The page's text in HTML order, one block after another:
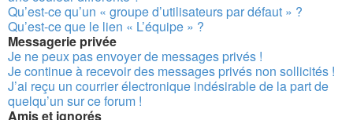
Qu’est-ce qu’un « groupe d’utilisateurs par défaut » ?
Qu’est-ce que le lien « L’équipe » ?
Messagerie privée
Je ne peux pas envoyer de messages privés !
Je continue à recevoir des messages privés non sollicités !
J’ai reçu un courrier électronique indésirable de la part de
quelqu’un sur ce forum !
Amis et ignorés